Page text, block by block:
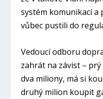
systém komunikací a
vůbec pustili do
Vedoucí odboru
zahrát na závist –
dva miliony, má si
druhý milion koupit